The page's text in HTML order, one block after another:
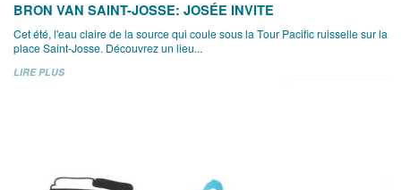
BRON VAN SAINT-JOSSE: JOSÉE INVITE
Cet été, l'eau claire de la source qui coule sous la Tour Pacific ruisselle sur la
place Saint-Josse. Découvrez un lieu...
LIRE PLUS